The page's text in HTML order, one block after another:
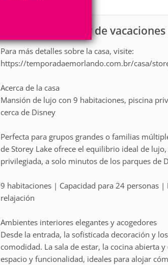
Casa para alquiler de
Para más detalles sobre la casa, visite:
https://temporadaemorlando.com.br/casa/
Acerca de la casa
Mansión de lujo con 9 habitaciones, piscina
cerca de Disney
Perfecta para grupos grandes o familias
de Storey Lake ofrece el equilibrio ideal de
privilegiada, a solo minutos de los parques de
9 habitaciones | Capacidad para 24 personas
relajación
Ambientes interiores elegantes y acogedores
Desde la entrada, la sofisticada decoración y
comodidad. La sala de estar, la cocina abierta
espacio y funcionalidad, ideales para alojar